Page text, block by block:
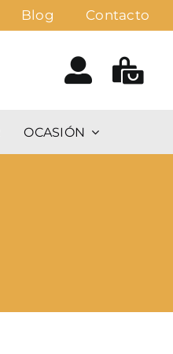
Blog Contacto
OCASIÓN